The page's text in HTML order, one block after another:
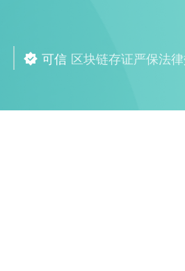
可信 区块链存证严保法